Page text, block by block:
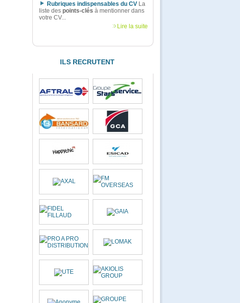
Rubriques indispensables du CV La
liste des points-clés à mentionner dans
votre CV...
Lire la suite
ILS RECRUTENT